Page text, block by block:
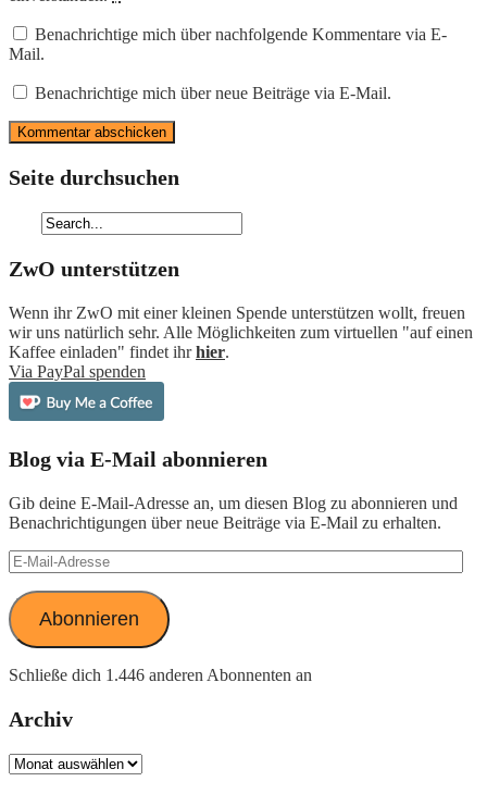
Benachrichtige mich über nachfolgende Kommentare via E-
Mail.
Benachrichtige mich über neue Beiträge via E-Mail.
Seite durchsuchen
ZwO unterstützen
Wenn ihr ZwO mit einer kleinen Spende unterstützen wollt, freuen
wir uns natürlich sehr. Alle Möglichkeiten zum virtuellen "auf einen
Kaffee einladen" findet ihrhier.
Via PayPal spenden
Blog via E-Mail abonnieren
Gib deine E-Mail-Adresse an, um diesen Blog zu abonnieren und
Benachrichtigungen über neue Beiträge via E-Mail zu erhalten.
E-
Mail-
Adresse
Abonnieren
Schließe dich 1.446 anderen Abonnenten an
Archiv
Archiv